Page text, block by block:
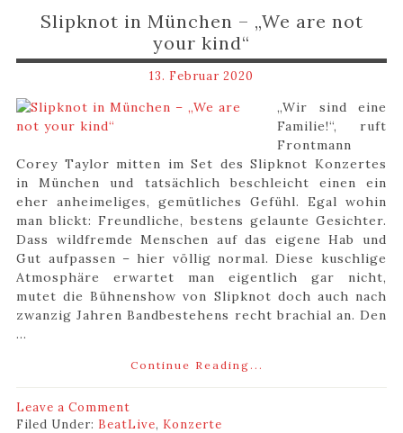
Slipknot in München – „We are not
your kind“
13. Februar 2020
„Wir sind eine
Familie!“, ruft
Frontmann
Corey Taylor mitten im Set des Slipknot Konzertes
in München und tatsächlich beschleicht einen ein
eher anheimeliges, gemütliches Gefühl. Egal wohin
man blickt: Freundliche, bestens gelaunte Gesichter.
Dass wildfremde Menschen auf das eigene Hab und
Gut aufpassen – hier völlig normal. Diese kuschlige
Atmosphäre erwartet man eigentlich gar nicht,
mutet die Bühnenshow von Slipknot doch auch nach
zwanzig Jahren Bandbestehens recht brachial an. Den
...
Continue Reading...
Leave a Comment
Filed Under: BeatLive, Konzerte